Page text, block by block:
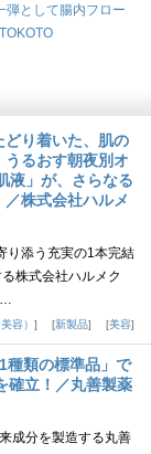
弾として腸内フロー
どり着いた、肌の
るおす朝夜別オ
液」が、さらなる
株式会社ハルメ
り添う充実の1本完結
株式会社ハルメク
容） 新製品 美容
種類の標準品」で
確立！／丸善製薬
成分を製造する丸善